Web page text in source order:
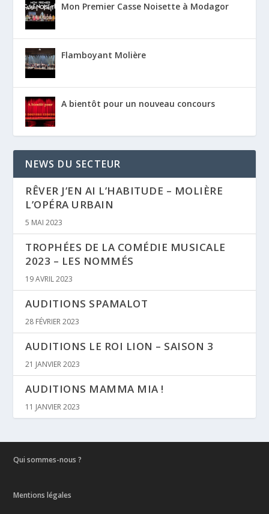
Mon Premier Casse Noisette à Modagor
Flamboyant Molière
A bientôt pour un nouveau concours
NEWS DU SECTEUR
RÊVER J’EN AI L’HABITUDE – MOLIÈRE
L’OPÉRA URBAIN
5 MAI 2023
TROPHÉES DE LA COMÉDIE MUSICALE
2023 – LES NOMMÉS
19 AVRIL 2023
AUDITIONS SPAMALOT
28 FÉVRIER 2023
AUDITIONS LE ROI LION – SAISON 3
21 JANVIER 2023
AUDITIONS MAMMA MIA !
11 JANVIER 2023
Qui sommes-nous ?
Mentions légales